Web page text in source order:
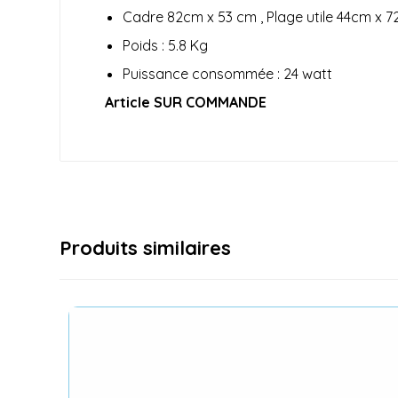
Cadre 82cm x 53 cm , Plage utile 44cm x
Poids : 5.8 Kg
Puissance consommée : 24 watt
Article SUR COMMANDE
Produits similaires